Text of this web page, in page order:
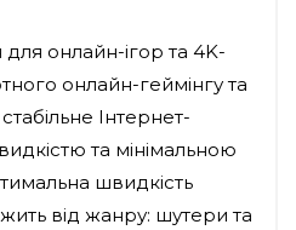
онлайн-ігор та 4K-
онлайн-геймінгу та
Інтернет-
та мінімальною
швидкість
від жанру: шутери та